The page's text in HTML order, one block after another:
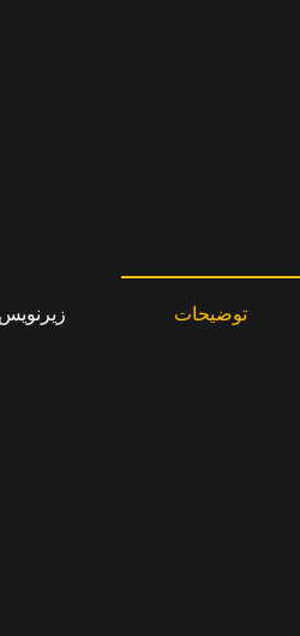
توضیحات زیرنویس